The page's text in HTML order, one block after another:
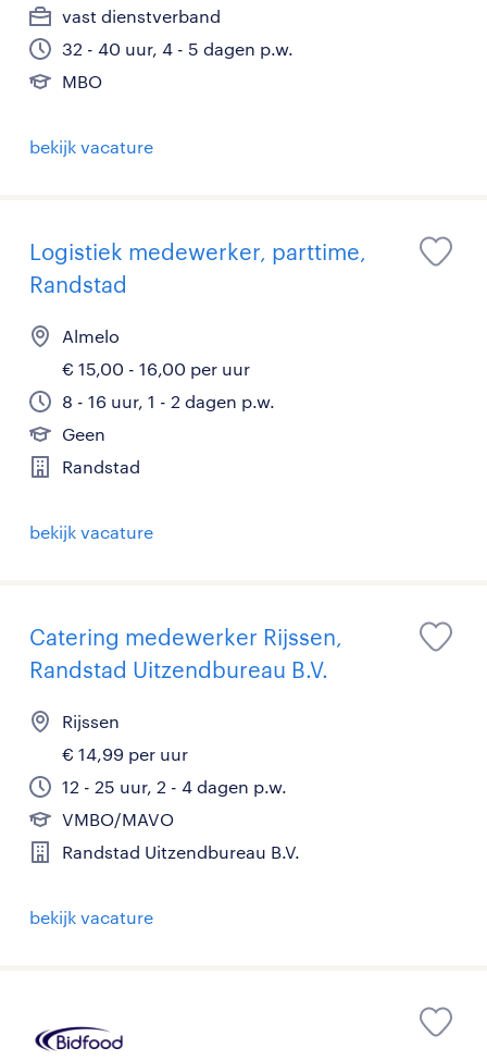
vast dienstverband
32 - 40 uur, 4 - 5 dagen p.w.
MBO
bekijk vacature
Logistiek medewerker, parttime,
Randstad
Almelo
€ 15,00 - 16,00 per uur
8 - 16 uur, 1 - 2 dagen p.w.
Geen
Randstad
bekijk vacature
Catering medewerker Rijssen,
Randstad Uitzendbureau B.V.
Rijssen
€ 14,99 per uur
12 - 25 uur, 2 - 4 dagen p.w.
VMBO/MAVO
Randstad Uitzendbureau B.V.
bekijk vacature